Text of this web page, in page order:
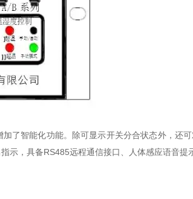
了智能化功能。除可显示开关分合状态外，还
示，具备RS485远程通信接口、人体感应语音提